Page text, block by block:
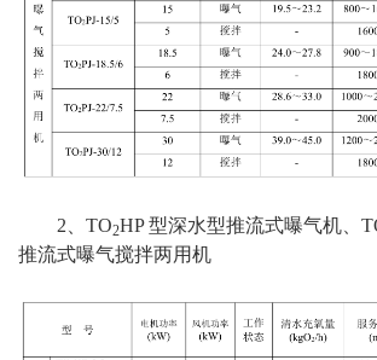
2、TO2HP 型深水型推流式曝气机、
推流式曝气搅拌两用机